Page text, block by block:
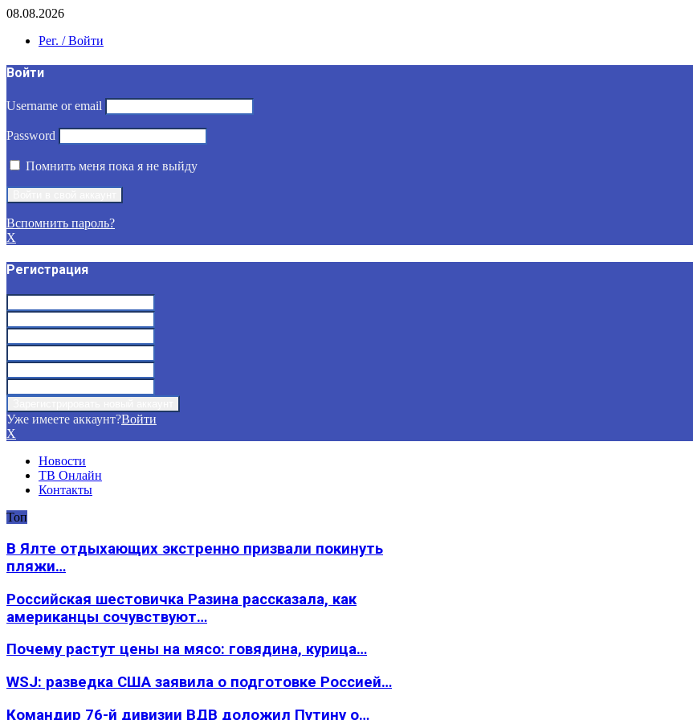
08.08.2026
Рег. / Войти
Войти
Username or email
Password
Помнить меня пока я не выйду
Вспомнить пароль?
X
Регистрация
Уже имеете аккаунт?Войти
X
Новости
ТВ Онлайн
Контакты
Топ
В Ялте отдыхающих экстренно призвали покинуть
пляжи…
Российская шестовичка Разина рассказала, как
американцы сочувствуют…
Почему растут цены на мясо: говядина, курица…
WSJ: разведка США заявила о подготовке Россией…
Командир 76-й дивизии ВДВ доложил Путину о…